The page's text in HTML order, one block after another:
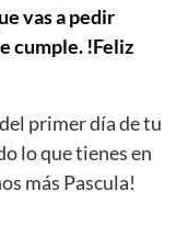
vas a pedir
cumple. !Feliz
primer día de tu
lo que tienes en
más Pascula!